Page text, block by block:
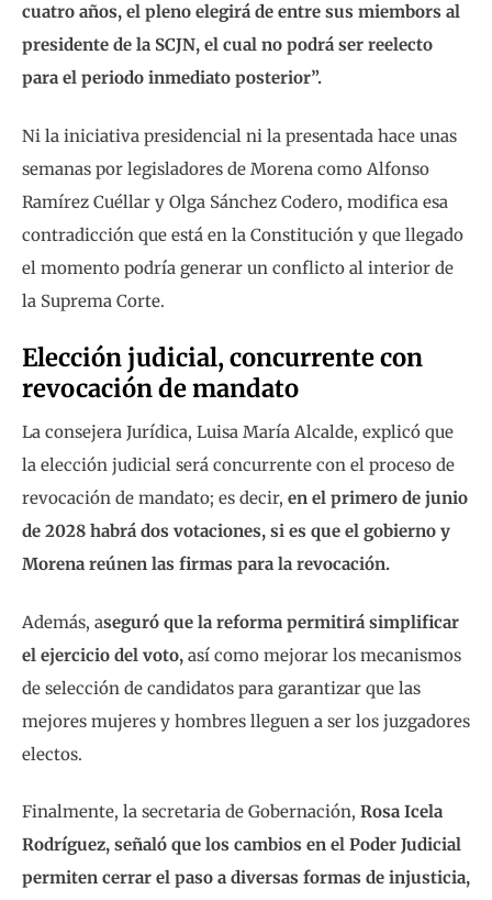
cuatro años, el pleno elegirá de entre sus miembors al
presidente de la SCJN, el cual no podrá ser reelecto
para el periodo inmediato posterior”.
Ni la iniciativa presidencial ni la presentada hace unas
semanas por legisladores de Morena como Alfonso
Ramírez Cuéllar y Olga Sánchez Codero, modifica esa
contradicción que está en la Constitución y que llegado
el momento podría generar un conflicto al interior de
la Suprema Corte.
Elección judicial, concurrente con
revocación de mandato
La consejera Jurídica, Luisa María Alcalde, explicó que
la elección judicial será concurrente con el proceso de
revocación de mandato; es decir, en el primero de junio
de 2028 habrá dos votaciones, si es que el gobierno y
Morena reúnen las firmas para la revocación.
Además, aseguró que la reforma permitirá simplificar
el ejercicio del voto, así como mejorar los mecanismos
de selección de candidatos para garantizar que las
mejores mujeres y hombres lleguen a ser los juzgadores
electos.
Finalmente, la secretaria de Gobernación, Rosa Icela
Rodríguez, señaló que los cambios en el Poder Judicial
permiten cerrar el paso a diversas formas de injusticia,